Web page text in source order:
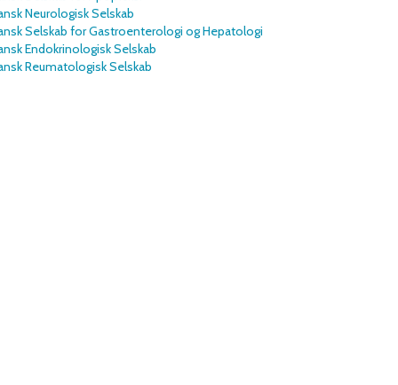
Neurologisk Selskab
Selskab for Gastroenterologi og Hepatologi
Endokrinologisk Selskab
Reumatologisk Selskab